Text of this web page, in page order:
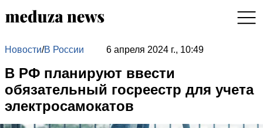
Новости/В России 6 апреля 2024 г., 10:49
В РФ планируют ввести
обязательный госреестр для учета
электросамокатов